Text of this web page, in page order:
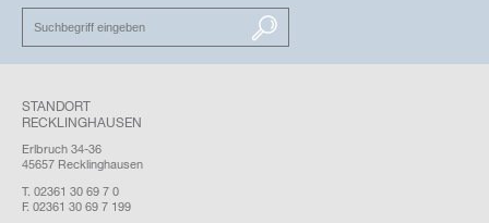
SUCHEN
STANDORT
RECKLINGHAUSEN
Erlbruch 34-36
45657 Recklinghausen
T. 02361 30 69 7 0
F. 02361 30 69 7 199